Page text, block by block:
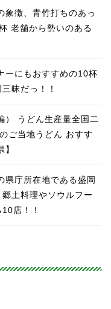
象徴、青竹打ちのあっ
老舗から勢いのある
ーにもおすすめの10杯
昧だっ！！
） うどん生産量全国二
ご当地うどん おすす
県庁所在地である盛岡
土料理やソウルフー
店！！